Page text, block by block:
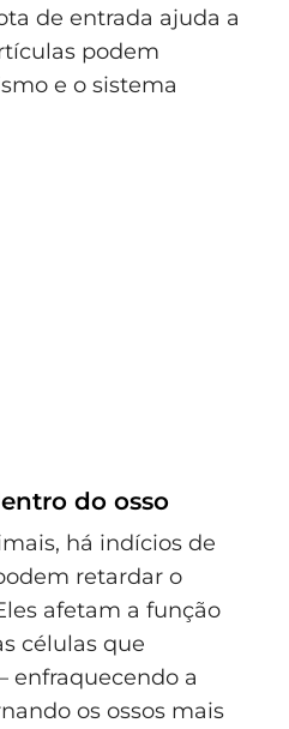
de entrada ajuda a
podem
e o sistema
do osso
há indícios de
retardar o
afetam a função
células que
enfraquecendo a
os ossos mais